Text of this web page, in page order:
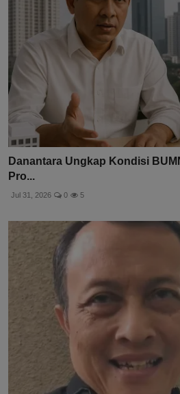
Danantara Ungkap Kondisi
Pro...
Jul 31, 2026 0 5